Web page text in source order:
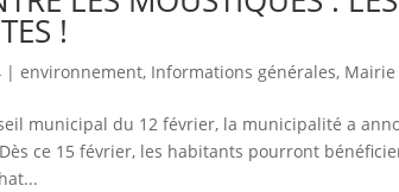
!
|environnement, Informations générales, Mairie
municipal du 12 février, la municipalité a
ce 15 février, les habitants pourront